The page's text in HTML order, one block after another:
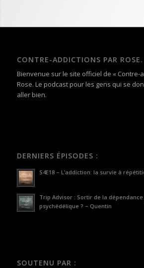
CONTRE-ADDICTIONS PAR ROSE.
Bienvenue sur le site officiel de « Contre-
Rose. Le podcast pour les gens qui se
aller bien.
DERNIERS ÉPISODES :
S4E18 – L’addiction: la survie à
Trip Advisor : Sortir de la
psychédélique ? – Quentin
SOUTENU PAR :